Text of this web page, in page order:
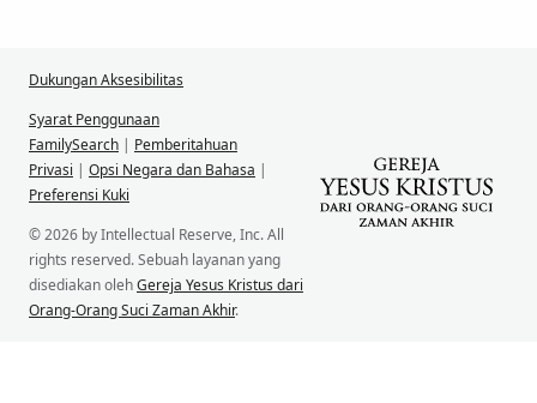
Dukungan Aksesibilitas
Syarat Penggunaan
FamilySearch | Pemberitahuan
Privasi | Opsi Negara dan Bahasa |
Preferensi Kuki
© 2026 by Intellectual Reserve, Inc. All
rights reserved. Sebuah layanan yang
disediakan olehGereja Yesus Kristus dari
Orang-Orang Suci Zaman Akhir.